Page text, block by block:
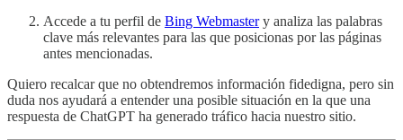
Accede a tu perfil de Bing Webmastery analiza las palabras
clave más relevantes para las que posicionas por las páginas
antes mencionadas.
Quiero recalcar que no obtendremos información fidedigna, pero sin
duda nos ayudará a entender una posible situación en la que una
respuesta de ChatGPT ha generado tráfico hacia nuestro sitio.